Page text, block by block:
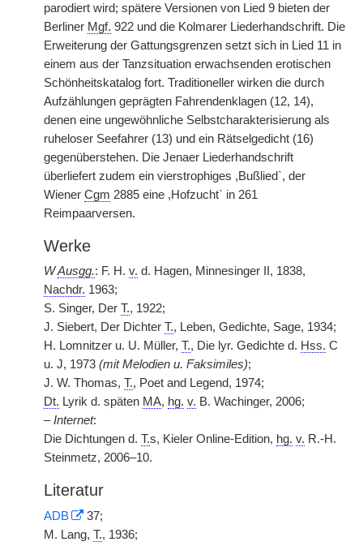
parodiert wird; spätere Versionen von Lied 9 bieten der
Berliner Mgf. 922 und die Kolmarer Liederhandschrift. Die
Erweiterung der Gattungsgrenzen setzt sich in Lied 11 in
einem aus der Tanzsituation erwachsenden erotischen
Schönheitskatalog fort. Traditioneller wirken die durch
Aufzählungen geprägten Fahrendenklagen (12, 14),
denen eine ungewöhnliche Selbstcharakterisierung als
ruheloser Seefahrer (13) und ein Rätselgedicht (16)
gegenüberstehen. Die Jenaer Liederhandschrift
überliefert zudem ein vierstrophiges ,Bußlied`, der
Wiener Cgm 2885 eine ,Hofzucht` in 261
Reimpaarversen.
Werke
WAusgg.: F. H. v. d. Hagen, Minnesinger II, 1838,
Nachdr. 1963;
S. Singer, Der T., 1922;
J. Siebert, Der Dichter T., Leben, Gedichte, Sage, 1934;
H. Lomnitzer u. U. Müller, T., Die lyr. Gedichte d. Hss. C
u. J, 1973 (mit Melodien u. Faksimiles);
J. W. Thomas, T., Poet and Legend, 1974;
Dt. Lyrik d. späten MA, hg. v. B. Wachinger, 2006;
–Internet:
Die Dichtungen d. T.s, Kieler Online-Edition, hg. v. R.-H.
Steinmetz, 2006–10.
Literatur
ADB
37;
M. Lang, T., 1936;